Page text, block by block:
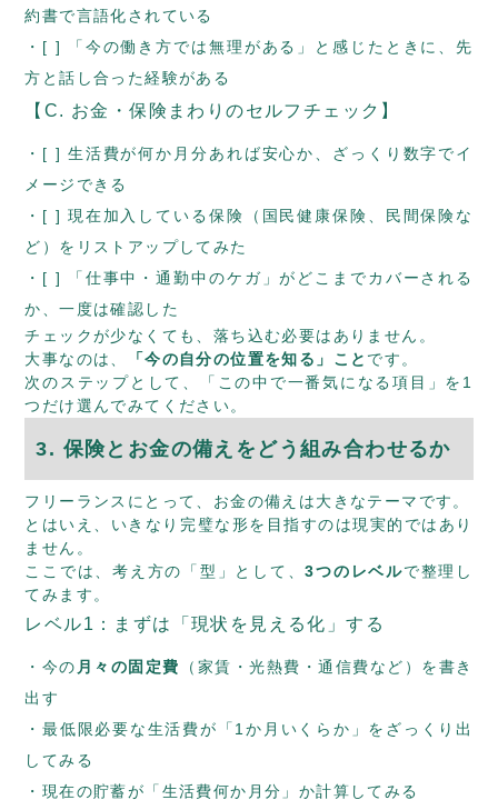
約書で言語化されている
[ ] 「今の働き方では無理がある」と感じたときに、先
方と話し合った経験がある
【C. お金・保険まわりのセルフチェック】
[ ] 生活費が何か月分あれば安心か、ざっくり数字でイ
メージできる
[ ] 現在加入している保険（国民健康保険、民間保険な
ど）をリストアップしてみた
[ ] 「仕事中・通勤中のケガ」がどこまでカバーされる
か、一度は確認した
チェックが少なくても、落ち込む必要はありません。
大事なのは、
「今の自分の位置を知る」こと です。
次のステップとして、「この中で一番気になる項目」を1
つだけ選んでみてください。
3. 保険とお金の備えをどう組み合わせるか
フリーランスにとって、お金の備えは大きなテーマです。
とはいえ、いきなり完璧な形を目指すのは現実的ではあり
ません。
ここでは、考え方の「型」として、3つのレベルで整理し
てみます。
レベル1：まずは「現状を見える化」する
今の 月々の固定費
（家賃・光熱費・通信費など）を書き
出す
最低限必要な生活費が「1か月いくらか」をざっくり出
してみる
現在の貯蓄が「生活費何か月分」か計算してみる